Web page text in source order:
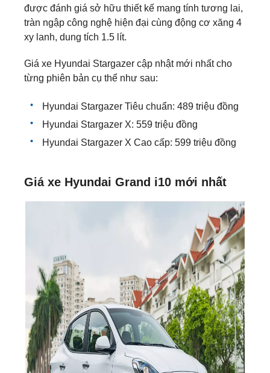
được đánh giá sở hữu thiết kế mang tính tương lai,
tràn ngập công nghệ hiện đại cùng động cơ xăng 4
xy lanh, dung tích 1.5 lít.
Giá xe Hyundai Stargazer cập nhật mới nhất cho
từng phiên bản cụ thể như sau:
Hyundai Stargazer Tiêu chuẩn: 489 triệu đồng
Hyundai Stargazer X: 559 triệu đồng
Hyundai Stargazer X Cao cấp: 599 triệu đồng
Giá xe Hyundai Grand i10 mới nhất